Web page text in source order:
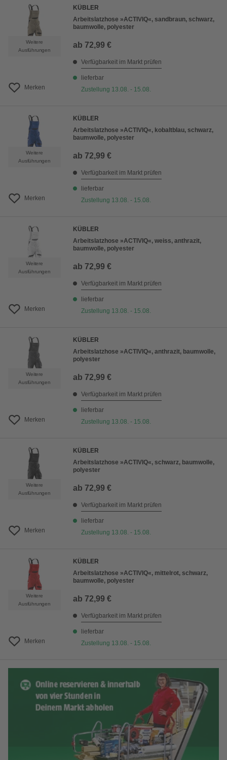
Weitere
Ausführungen
Merken
KÜBLER
Arbeitslatzhose »ACTIVIQ«, sandbraun, schwarz,
baumwolle, polyester
ab 72,99 €
Verfügbarkeit im Markt prüfen
lieferbar
Zustellung 13.08. - 15.08.
Weitere
Ausführungen
Merken
KÜBLER
Arbeitslatzhose »ACTIVIQ«, kobaltblau, schwarz,
baumwolle, polyester
ab 72,99 €
Verfügbarkeit im Markt prüfen
lieferbar
Zustellung 13.08. - 15.08.
Weitere
Ausführungen
Merken
KÜBLER
Arbeitslatzhose »ACTIVIQ«, weiss, anthrazit,
baumwolle, polyester
ab 72,99 €
Verfügbarkeit im Markt prüfen
lieferbar
Zustellung 13.08. - 15.08.
Weitere
Ausführungen
Merken
KÜBLER
Arbeitslatzhose »ACTIVIQ«, anthrazit, baumwolle,
polyester
ab 72,99 €
Verfügbarkeit im Markt prüfen
lieferbar
Zustellung 13.08. - 15.08.
Weitere
Ausführungen
Merken
KÜBLER
Arbeitslatzhose »ACTIVIQ«, schwarz, baumwolle,
polyester
ab 72,99 €
Verfügbarkeit im Markt prüfen
lieferbar
Zustellung 13.08. - 15.08.
Weitere
Ausführungen
Merken
KÜBLER
Arbeitslatzhose »ACTIVIQ«, mittelrot, schwarz,
baumwolle, polyester
ab 72,99 €
Verfügbarkeit im Markt prüfen
lieferbar
Zustellung 13.08. - 15.08.